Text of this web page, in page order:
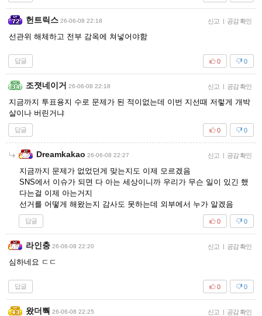
헌트릭스 26-06-08 22:18 신고 | 공감 확인
선관위 해체하고 전부 감옥에 쳐넣어야함
답글 0
0
조졋네이거 26-06-08 22:18 신고 | 공감 확인
지금까지 투표용지 수로 문제가 된 적이없는데 이번 지선때 저렇게 개박
살이나 버린거냐
답글 0
0
Dreamkakao 26-06-08 22:27 신고 | 공감 확인
지금까지 문제가 없었던게 맞는지도 이제 모르겠음
SNS에서 이슈가 되면 다 아는 세상이니까 우리가 무슨 일이 있긴 했
다는걸 이제 아는거지
선거를 어떻게 해왔는지 감사도 못하는데 외부에서 누가 알겠음
답글 0
0
라인충 26-06-08 22:20 신고 | 공감 확인
심하네요 ㄷㄷ
답글 0
0
왔더뿩 26-06-08 22:25 신고 | 공감 확인